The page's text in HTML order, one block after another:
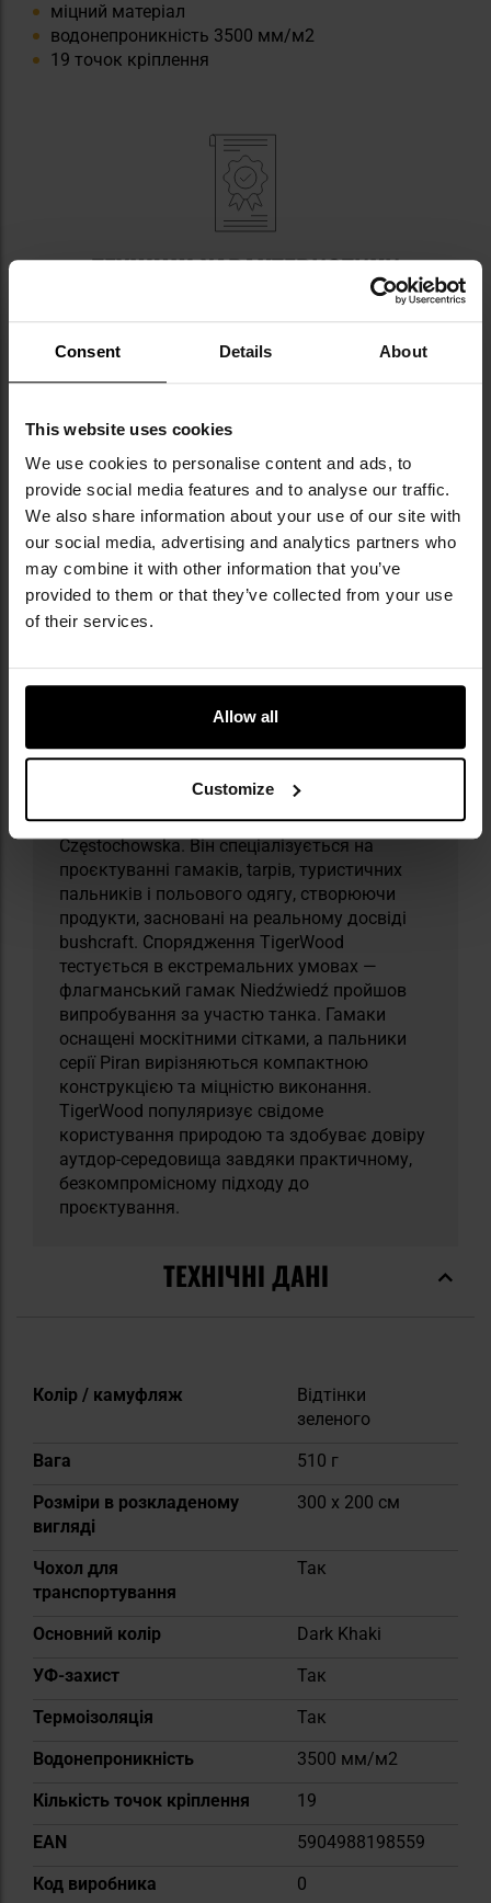
Consent Details About
This website uses cookies
We use cookies to personalise content and ads, to
provide social media features and to analyse our traffic.
We also share information about your use of our site with
our social media, advertising and analytics partners who
may combine it with other information that you’ve
provided to them or that they’ve collected from your use
of their services.
Allow all
Customize
міцний матеріал
водонепроникність 3500 мм/м2
19 точок кріплення
ТЕХНІЧНІ ХАРАКТЕРИСТИКИ
Колір: Dark Khaki
Кількість точок кріплення: 19
Вага: 510 г
Інформація про виробника та техніку безпеки
заснований у 2018 році в Ченстохові, який
працює на прикордонні Jura Krakowsko-
Częstochowska. Він спеціалізується на
проєктуванні гамаків, tarpів, туристичних
пальників і польового одягу, створюючи
продукти, засновані на реальному досвіді
bushcraft. Спорядження TigerWood
тестується в екстремальних умовах —
флагманський гамак Niedźwiedź пройшов
випробування за участю танка. Гамаки
оснащені москітними сітками, а пальники
серії Piran вирізняються компактною
конструкцією та міцністю виконання.
TigerWood популяризує свідоме
користування природою та здобуває довіру
аутдор-середовища завдяки практичному,
безкомпромісному підходу до
проєктування.
ТЕХНІЧНІ ДАНІ
Докладніше
Колір / камуфляж
Відтінки
зеленого
Вага
510 г
Розміри в розкладеному
вигляді
300 x 200 см
Чохол для
транспортування
Так
Основний колір
Dark Khaki
УФ-захист
Так
Термоізоляція
Так
Водонепроникність
3500 мм/м2
Кількість точок кріплення
19
EAN
5904988198559
Код виробника
0